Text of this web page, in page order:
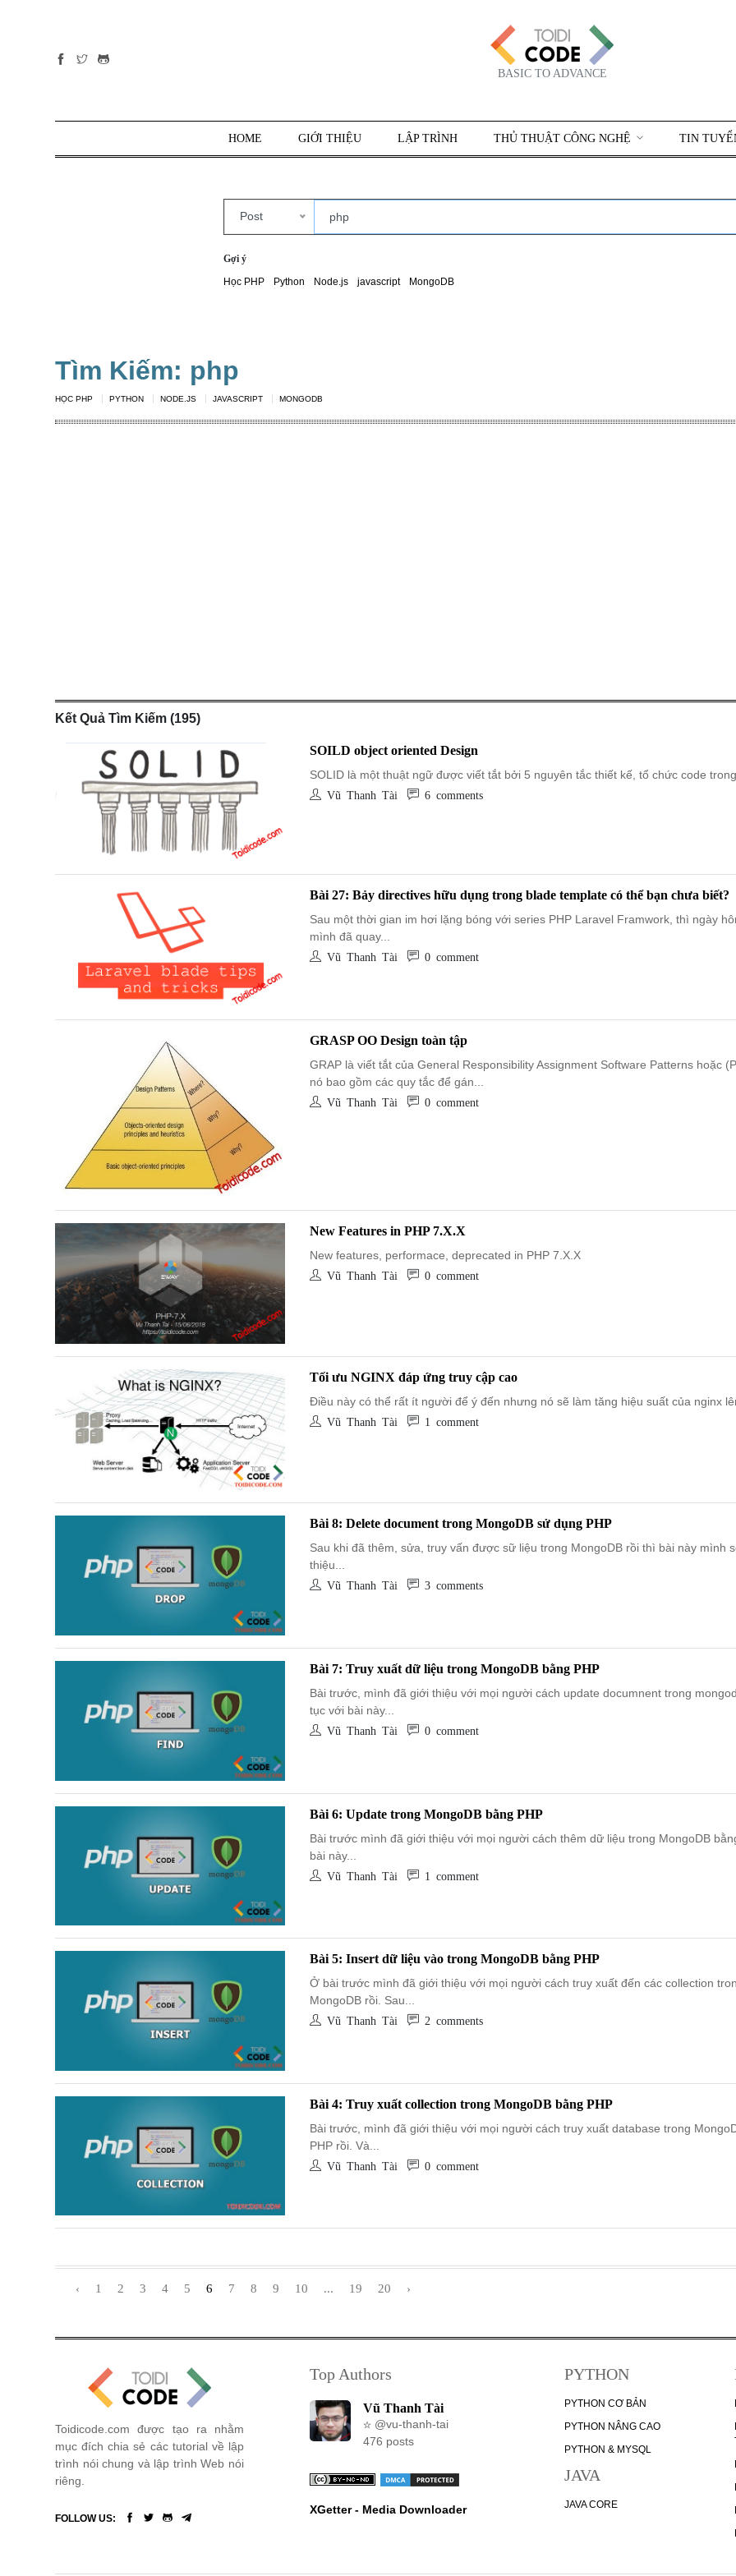
danh mục
PYTHON
NGHỆ
TOOLS &
BASIC TO ADVANCE
HOME GIỚI THIỆU LẬP TRÌNH THỦ THUẬT CÔNG NGHỆ TIN
Post
Gợi ý
Học PHP
Python Node.js javascript MongoDB
Tìm Kiếm: php
HỌC PHP PYTHON NODE.JS JAVASCRIPT MONGODB
Kết Quả Tìm Kiếm (195)
SOILD object oriented Design
SOLID là một thuật ngữ được viết tắt bởi 5 nguyên tắc thiết kế, tổ chức code
Vũ Thanh Tài 6 comments
Bài 27: Bảy directives hữu dụng trong blade template có thể bạn chưa biết?
Sau một thời gian im hơi lặng bóng với series PHP Laravel Framwork, thì ngày
mình đã quay...
Vũ Thanh Tài 0 comment
GRASP OO Design toàn tập
GRAP là viết tắt của General Responsibility Assignment Software Patterns hoặc
nó bao gồm các quy tắc để gán...
Vũ Thanh Tài 0 comment
New Features in PHP 7.X.X
New features, performace, deprecated in PHP 7.X.X
Vũ Thanh Tài 0 comment
Tối ưu NGINX đáp ứng truy cập cao
Điều này có thể rất ít người để ý đến nhưng nó sẽ làm tăng hiệu suất của nginx
Vũ Thanh Tài 1 comment
Bài 8: Delete document trong MongoDB sử dụng PHP
Sau khi đã thêm, sửa, truy vấn được sữ liệu trong MongoDB rồi thì bài này mình
thiệu...
Vũ Thanh Tài 3 comments
Bài 7: Truy xuất dữ liệu trong MongoDB bằng PHP
Bài trước, mình đã giới thiệu với mọi người cách update documnent trong
tục với bài này...
Vũ Thanh Tài 0 comment
Bài 6: Update trong MongoDB bằng PHP
Bài trước mình đã giới thiệu với mọi người cách thêm dữ liệu trong MongoDB
bài này...
Vũ Thanh Tài 1 comment
Bài 5: Insert dữ liệu vào trong MongoDB bằng PHP
Ở bài trước mình đã giới thiệu với mọi người cách truy xuất đến các collection
MongoDB rồi. Sau...
Vũ Thanh Tài 2 comments
Bài 4: Truy xuất collection trong MongoDB bằng PHP
Bài trước, mình đã giới thiệu với mọi người cách truy xuất database trong
PHP rồi. Và...
Vũ Thanh Tài 0 comment
‹ 1 2 3 4 5 6 7 8 9 10 ... 19 20 ›
Toidicode.com được tạo ra nhằm
mục đích chia sẻ các tutorial về lập
trình nói chung và lập trình Web nói
riêng.
FOLLOW US:
Top Authors
Vũ Thanh Tài
@vu-thanh-tai
476 posts
XGetter - Media Downloader
PYTHON
PYTHON CƠ BẢN
PYTHON NÂNG CAO
PYTHON & MYSQL
JAVA
JAVA CORE